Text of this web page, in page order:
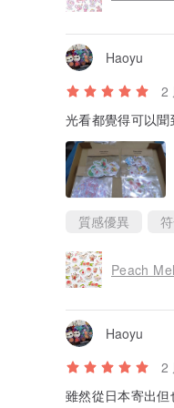
Haoyu
2
光看都覺得可以
質感優異
Peach
Haoyu
2
雖然從日本寄出